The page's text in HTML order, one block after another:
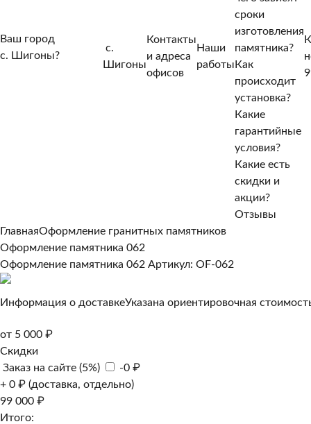
Ваш город
с. Шигоны?
с.
Шигоны
Контакты
и адреса
офисов
Наши
работы
сроки
изготовления
памятника?
Как
происходит
установка?
Какие
гарантийные
условия?
Какие есть
скидки и
акции?
Отзывы
ГлавнаяОформление гранитных памятников
Оформление памятника 062
Оформление памятника 062 Артикул: OF-062
Информация о доставкеУказана ориентировочная
от 5 000 ₽
Скидки
Заказ на сайте (5%)
-0 ₽
+ 0 ₽ (доставка, отдельно)
99 000 ₽
Итого: